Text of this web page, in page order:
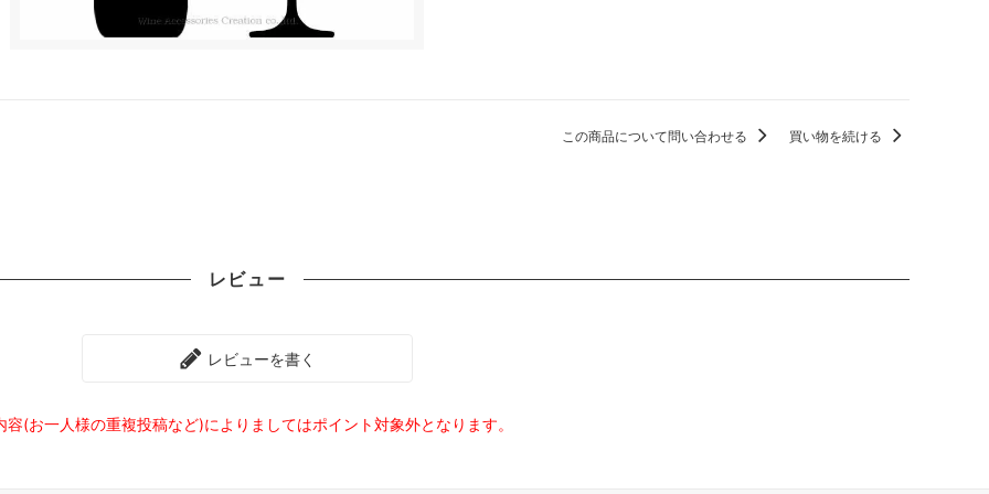
この商品について問い合わせる 買い物を続ける
レビュー
レビューを書く
容(お一人様の重複投稿など)によりましてはポイント対象外となります。